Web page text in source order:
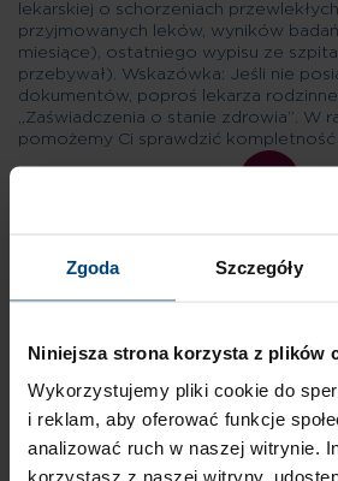
Zgoda Szczegóły
Niniejsza strona korzysta z plików
Wykorzystujemy pliki cookie do
i reklam, aby oferować funkcje
analizować ruch w naszej witrynie.
korzystasz z naszej witryny,
lekarskiej o schorzeniach
przyjmowanych leków, wyników
miesiące), ostatniego wypisu ze
przebywał). Wskazówka: Jeśli nie
dokumentów, poproś lekarza
„Zaświadczenia o stanie zdrowia”. W
pomożemy Ci sprawdzić
Nasz zespół medyczny analizuje